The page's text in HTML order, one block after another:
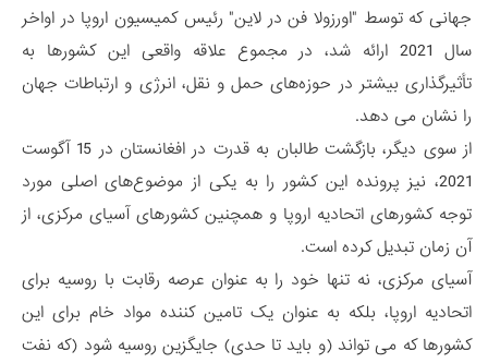
جهانی که توسط "اورزولا فن در لاین" رئیس کمیسیون اروپا در اواخر
سال 2021 ارائه شد، در مجموع علاقه واقعی این کشورها به
تأثیرگذاری بیشتر در حوزه‌های حمل و نقل، انرژی و ارتباطات جهان
را نشان می دهد.
از سوی دیگر، بازگشت طالبان به قدرت در افغانستان در 15 آگوست
2021، نیز پرونده این کشور را به یکی از موضوع‌های اصلی مورد
توجه کشورهای اتحادیه اروپا و همچنین کشورهای آسیای مرکزی، از
آن زمان تبدیل کرده است.
آسیای مرکزی، نه تنها خود را به عنوان عرصه رقابت با روسیه برای
اتحادیه اروپا، بلکه به عنوان یک تامین کننده مواد خام برای این
کشورها که می تواند (و باید تا حدی) جایگزین روسیه شود (که نفت